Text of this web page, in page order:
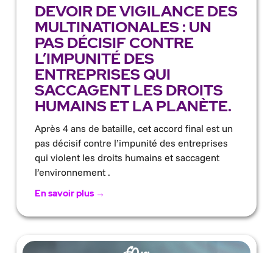
DEVOIR DE VIGILANCE DES
MULTINATIONALES : UN
PAS DÉCISIF CONTRE
L’IMPUNITÉ DES
ENTREPRISES QUI
SACCAGENT LES DROITS
HUMAINS ET LA PLANÈTE.
Après 4 ans de bataille, cet accord final est un
pas décisif contre l’impunité des entreprises
qui violent les droits humains et saccagent
l’environnement .
En savoir plus →